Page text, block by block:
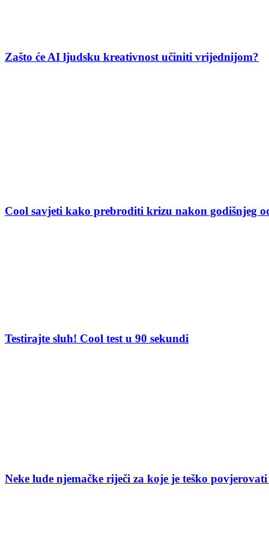
Zašto će AI ljudsku kreativnost učiniti vrijednijom?
Cool savjeti kako prebroditi krizu nakon godišnjeg
Testirajte sluh! Cool test u 90 sekundi
Neke lude njemačke riječi za koje je teško